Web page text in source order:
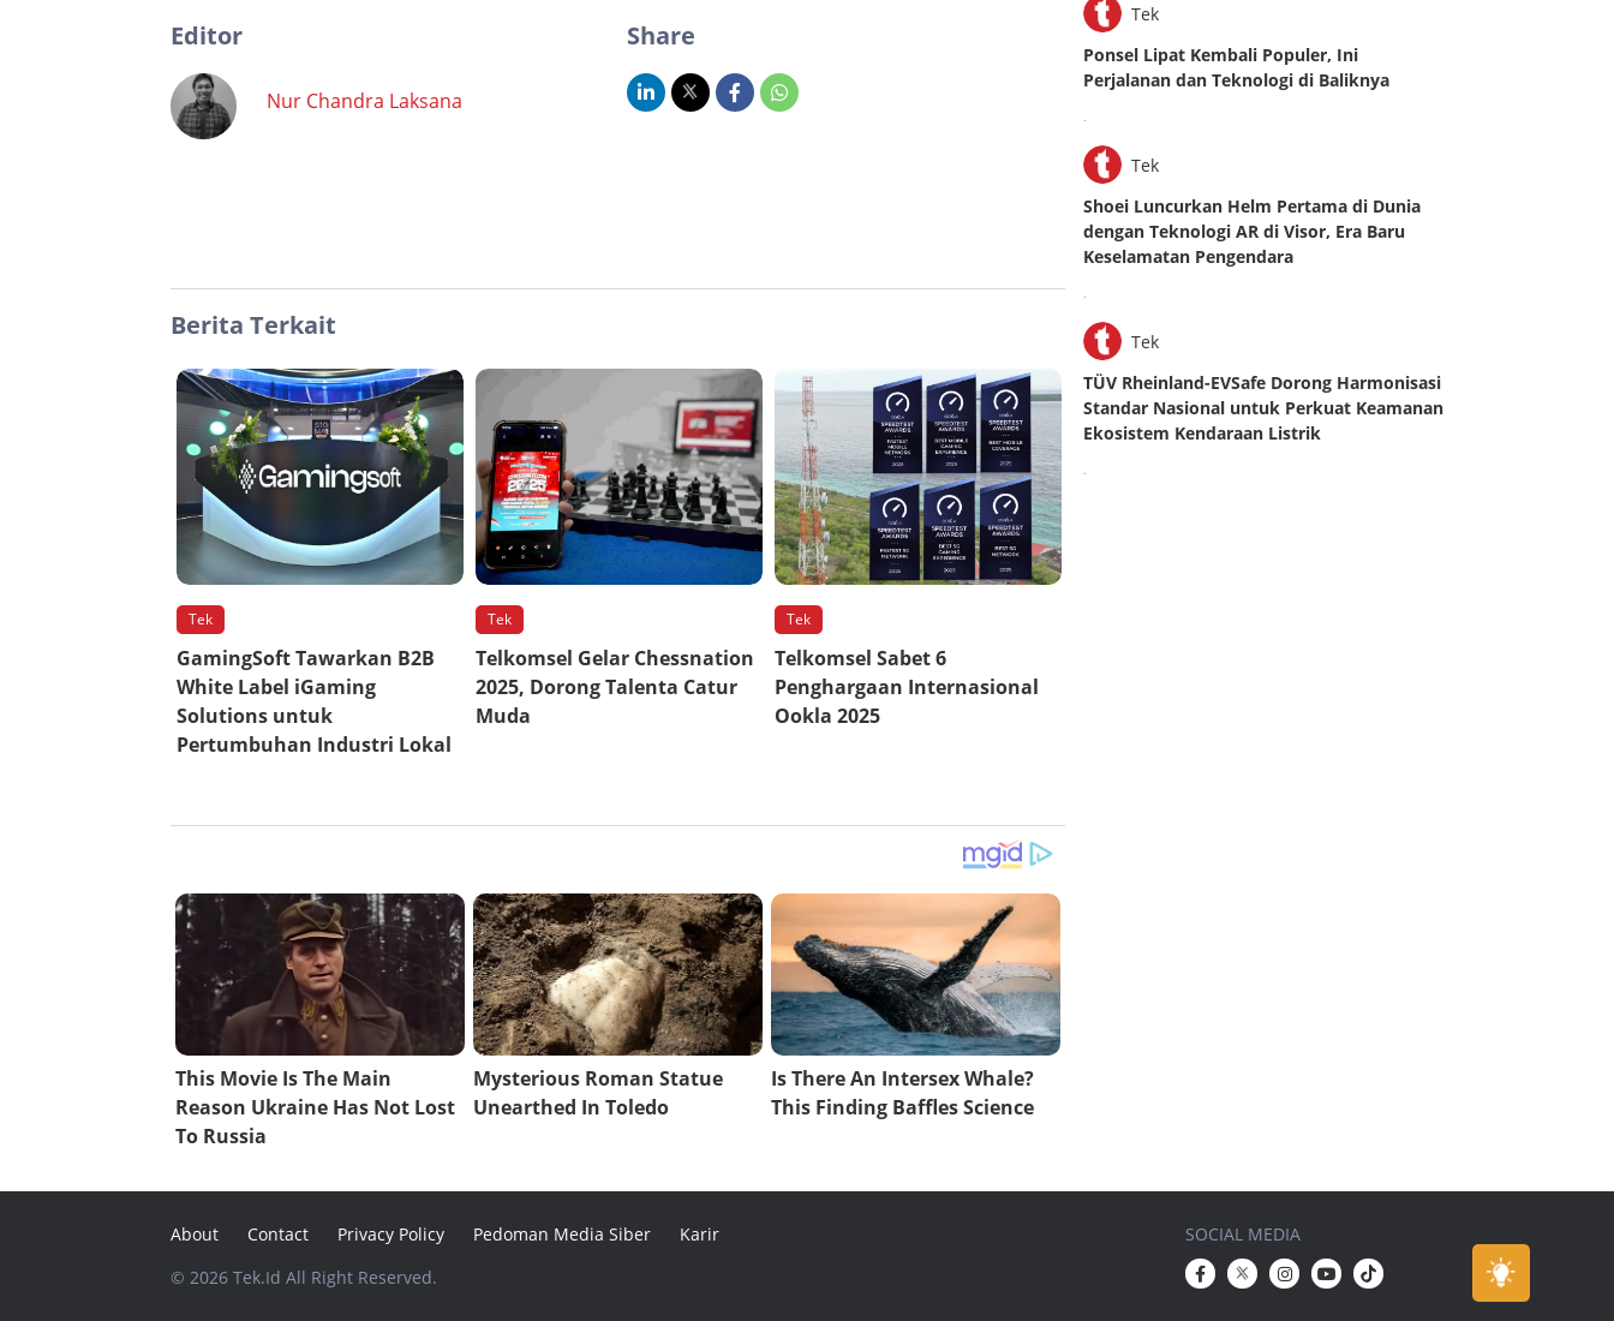
Editor
Nur Chandra Laksana
Share
Berita Terkait
Tek
GamingSoft Tawarkan B2B
White Label iGaming
Solutions untuk
Pertumbuhan Industri Lokal
Tek
Telkomsel Gelar Chessnation
2025, Dorong Talenta Catur
Muda
Tek
Telkomsel Sabet 6
Penghargaan Internasional
Ookla 2025
Tek
Ponsel Lipat Kembali Populer, Ini
Perjalanan dan Teknologi di Baliknya
.
Tek
Shoei Luncurkan Helm Pertama di Dunia
dengan Teknologi AR di Visor, Era Baru
Keselamatan Pengendara
.
Tek
TÜV Rheinland-EVSafe Dorong Harmonisasi
Standar Nasional untuk Perkuat Keamanan
Ekosistem Kendaraan Listrik
.
About Contact Privacy Policy Pedoman Media Siber
Karir
© 2026 Tek.Id All Right Reserved.
SOCIAL MEDIA